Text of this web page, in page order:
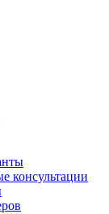
консультации